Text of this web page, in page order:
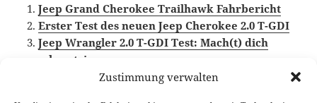
Zustimmung verwalten
Jeep Grand Cherokee Trailhawk Fahrbericht
Erster Test des neuen Jeep Cherokee 2.0 T-GDI
Jeep Wrangler 2.0 T-GDI Test: Mach(t) dich
schmutzig